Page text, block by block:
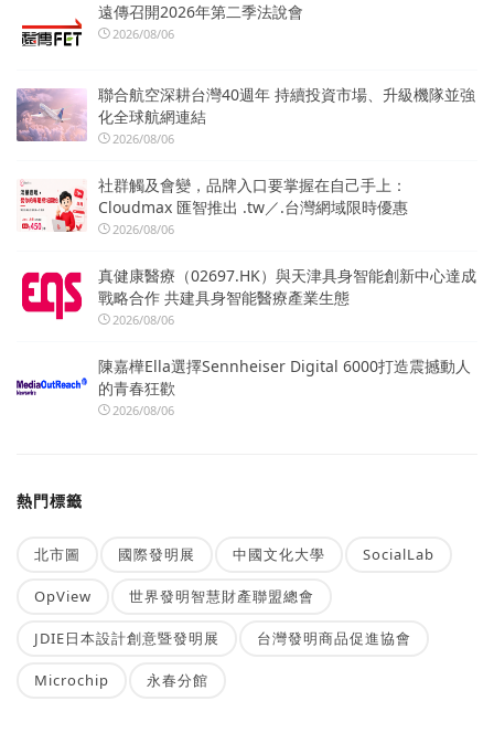
遠傳召開2026年第二季法說會
2026/08/06
聯合航空深耕台灣40週年 持續投資市場、升級機隊並強
化全球航網連結
2026/08/06
社群觸及會變，品牌入口要掌握在自己手上：
Cloudmax 匯智推出 .tw／.台灣網域限時優惠
2026/08/06
真健康醫療（02697.HK）與天津具身智能創新中心達成
戰略合作 共建具身智能醫療產業生態
2026/08/06
陳嘉樺Ella選擇Sennheiser Digital 6000打造震撼動人
的青春狂歡
2026/08/06
熱門標籤
北市圖 國際發明展 中國文化大學 SocialLab
OpView 世界發明智慧財產聯盟總會
JDIE日本設計創意暨發明展 台灣發明商品促進協會
Microchip 永春分館